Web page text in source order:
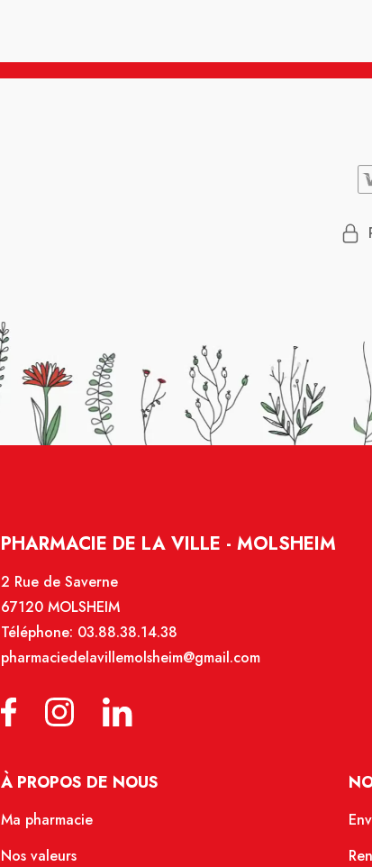
PHARMACIE DE LA VILLE - MOLSHEIM
2 Rue de Saverne
67120 MOLSHEIM
Téléphone: 03.88.38.14.38
pharmaciedelavillemolsheim@gmail.com
À PROPOS DE NOUS
Ma pharmacie
Nos valeurs